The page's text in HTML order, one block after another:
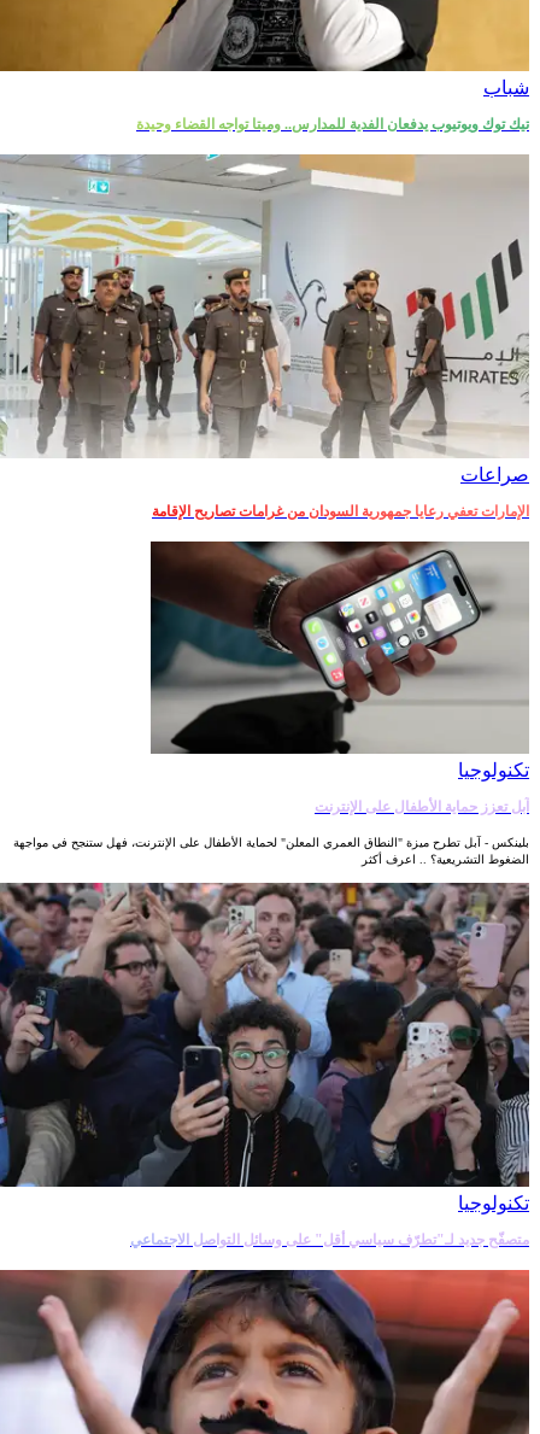
شباب
تيك توك ويوتيوب يدفعان الفدية للمدارس.. وميتا تواجه القضاء وحيدة
صراعات‎
الإمارات تعفي رعايا جمهورية السودان من غرامات تصاريح الإقامة
تكنولوجيا
آبل تعزز حماية الأطفال على الإنترنت
بلينكس - آبل تطرح ميزة "النطاق العمري المعلن" لحماية الأطفال على الإنترنت، فهل ستنجح في مواجهة
الضغوط التشريعية؟ .. اعرف أكثر
تكنولوجيا
متصفّح جديد لـ"تطرّف سياسي أقل" على وسائل التواصل الاجتماعي